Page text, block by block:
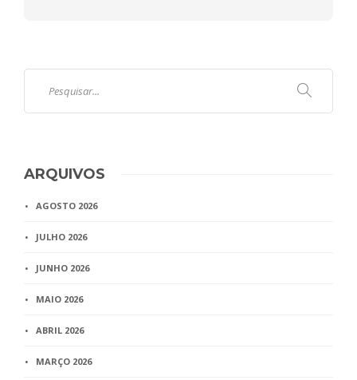
ARQUIVOS
AGOSTO 2026
JULHO 2026
JUNHO 2026
MAIO 2026
ABRIL 2026
MARÇO 2026